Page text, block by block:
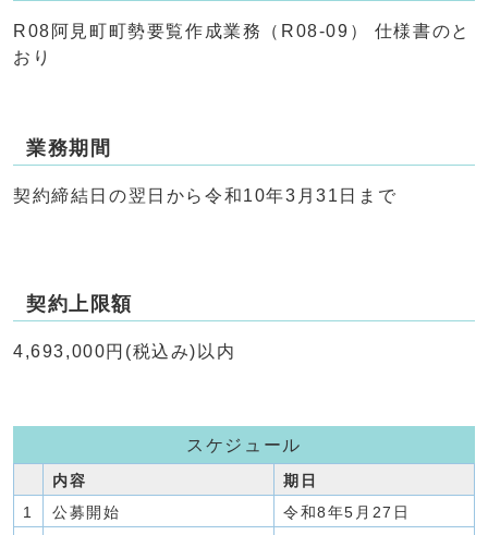
R08阿見町町勢要覧作成業務（R08-09） 仕様書のと
おり
業務期間
契約締結日の翌日から令和10年3月31日まで
契約上限額
4,693,000円(税込み)以内
スケジュール
内容
期日
1
公募開始
令和8年5月27日